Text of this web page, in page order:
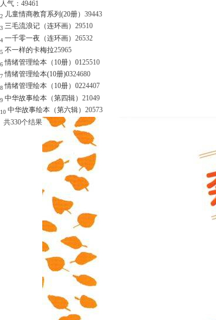
人气： 49461
2 儿童情商教育系列(20册） 39443
3 三毛流浪记（连环画） 29510
4 一千零一夜（连环画） 26532
5 不一样的卡梅拉25965
6 情绪管理绘本（10册）0125510
7 情绪管理绘本(10册)0324680
8 情绪管理绘本（10册）0224407
9 中华故事绘本（第四辑） 21049
10 中华故事绘本（第六辑） 20573
共330个结果